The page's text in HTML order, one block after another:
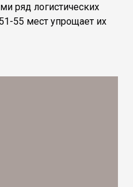
ряд логистических
55 мест упрощает их